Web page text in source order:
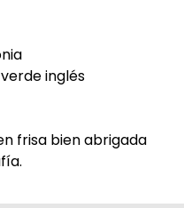
inglés
frisa bien abrigada